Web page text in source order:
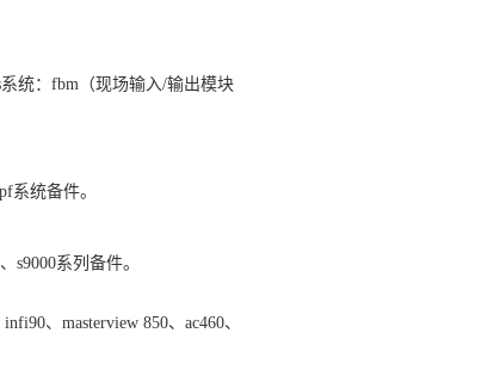
统：fbm（现场输入/输出模块
系统备件。
s9000系列备件。
、masterview 850、ac460、